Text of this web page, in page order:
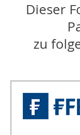
Dieser
zu